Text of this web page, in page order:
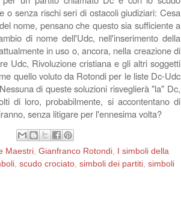
o senza rischi seri di ostacoli giudiziari: Cesa
nome, pensano che questo sia sufficiente a
di nome dell'Udc, nell'inserimento della
in uso o, ancora, nella creazione di
Udc, Rivoluzione cristiana e gli altri soggetti
quello voluto da Rotondi per le liste Dc-Udc
di queste soluzioni risveglierà "la" Dc,
di loro, probabilmente, si accontentano di
senza litigare per l'ennesima volta?
Maestri Gianfranco Rotondi I simboli della
scudo crociato simboli dei partiti simboli